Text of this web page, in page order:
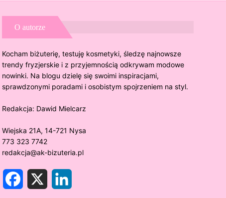
O autorze
Kocham biżuterię, testuję kosmetyki, śledzę najnowsze
trendy fryzjerskie i z przyjemnością odkrywam modowe
nowinki. Na blogu dzielę się swoimi inspiracjami,
sprawdzonymi poradami i osobistym spojrzeniem na styl.
Redakcja: Dawid Mielcarz
Wiejska 21A, 14-721 Nysa
773 323 7742
redakcja@ak-bizuteria.pl
X